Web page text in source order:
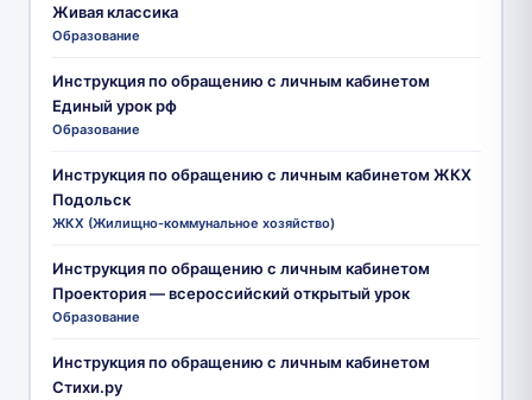
Живая классика
Образование
Инструкция по обращению с личным кабинетом
Единый урок рф
Образование
Инструкция по обращению с личным кабинетом ЖКХ
Подольск
ЖКХ (Жилищно-коммунальное хозяйство)
Инструкция по обращению с личным кабинетом
Проектория — всероссийский открытый урок
Образование
Инструкция по обращению с личным кабинетом
Стихи.ру